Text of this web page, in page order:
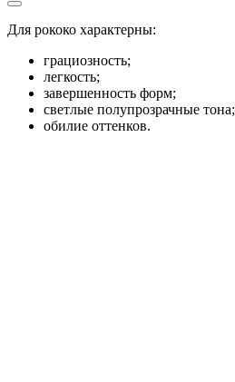
Для рококо характерны:
грациозность;
легкость;
завершенность форм;
светлые полупрозрачные тона;
обилие оттенков.